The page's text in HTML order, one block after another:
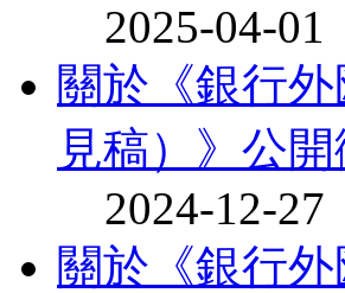
2025-04-01
關於《銀行
見稿）》公
2024-12-27
關於《銀行